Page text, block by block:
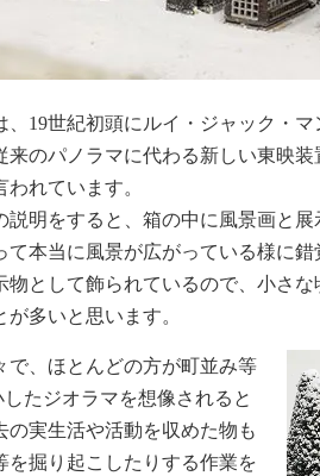
、19世紀初頭にルイ・ジャック・
来のパノラマに代わる新しい東映
れています。
説明をすると、箱の中に風景画と展
て本当に風景が広がっている様に錯
物として飾られているので、小さ
多いと思います。
で、ほとんどの方が町並み等
したジオラマを想像されると
の実生活や活動を収めた物も
を掘り起こしたりする作業を